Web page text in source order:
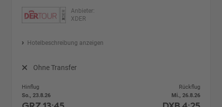
Anbieter:
XDER
Hotelbeschreibung anzeigen
Ohne Transfer
Hinflug
So., 23.8.26
Rückflug
Mi., 26.8.26